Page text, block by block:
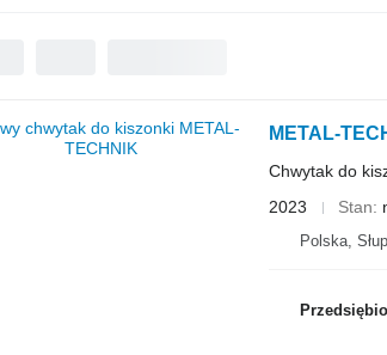
METAL-
Chwytak do
2023
Stan
Polska,